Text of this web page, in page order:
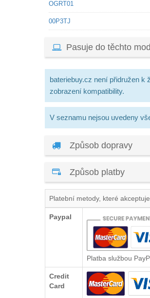
OGRT01
00P3TJ
Pasuje do těchto
bateriebuy.cz není přidružen k
zobrazení kompatibility.
V seznamu nejsou uvedeny
Způsob dopravy
Způsob platby
Platební metody, které
Paypal
Platba službou
Credit
Card